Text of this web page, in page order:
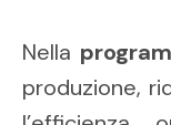
Nella
produzione,